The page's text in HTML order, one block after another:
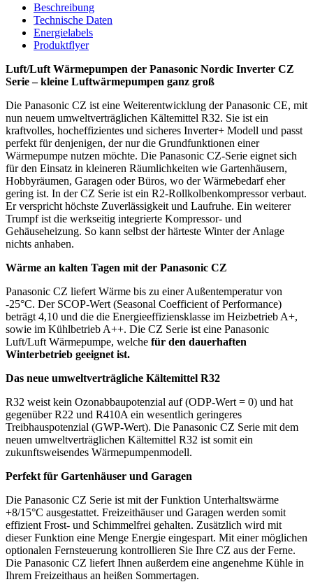
Beschreibung
Technische Daten
Energielabels
Produktflyer
Luft/Luft Wärmepumpen der Panasonic Nordic Inverter CZ
Serie – kleine Luftwärmepumpen ganz groß
Die Panasonic CZ ist eine Weiterentwicklung der Panasonic CE, mit
nun neuem umweltverträglichen Kältemittel R32. Sie ist ein
kraftvolles, hocheffizientes und sicheres Inverter+ Modell und passt
perfekt für denjenigen, der nur die Grundfunktionen einer
Wärmepumpe nutzen möchte. Die Panasonic CZ-Serie eignet sich
für den Einsatz in kleineren Räumlichkeiten wie Gartenhäusern,
Hobbyräumen, Garagen oder Büros, wo der Wärmebedarf eher
gering ist. In der CZ Serie ist ein R2-Rollkolbenkompressor verbaut.
Er verspricht höchste Zuverlässigkeit und Laufruhe. Ein weiterer
Trumpf ist die werkseitig integrierte Kompressor- und
Gehäuseheizung. So kann selbst der härteste Winter der Anlage
nichts anhaben.
Wärme an kalten Tagen mit der Panasonic CZ
Panasonic CZ liefert Wärme bis zu einer Außentemperatur von
-25°C. Der SCOP-Wert (Seasonal Coefficient of Performance)
beträgt 4,10 und die die Energieeffiziensklasse im Heizbetrieb A+,
sowie im Kühlbetrieb A++. Die CZ Serie ist eine Panasonic
Luft/Luft Wärmepumpe, welche für den dauerhaften
Winterbetrieb geeignet ist.
Das neue umweltverträgliche Kältemittel R32
R32 weist kein Ozonabbaupotenzial auf (ODP-Wert = 0) und hat
gegenüber R22 und R410A ein wesentlich geringeres
Treibhauspotenzial (GWP-Wert). Die Panasonic CZ Serie mit dem
neuen umweltverträglichen Kältemittel R32 ist somit ein
zukunftsweisendes Wärmepumpenmodell.
Perfekt für Gartenhäuser und Garagen
Die Panasonic CZ Serie ist mit der Funktion Unterhaltswärme
+8/15°C ausgestattet. Freizeithäuser und Garagen werden somit
effizient Frost- und Schimmelfrei gehalten. Zusätzlich wird mit
dieser Funktion eine Menge Energie eingespart. Mit einer möglichen
optionalen Fernsteuerung kontrollieren Sie Ihre CZ aus der Ferne.
Die Panasonic CZ liefert Ihnen außerdem eine angenehme Kühle in
Ihrem Freizeithaus an heißen Sommertagen.